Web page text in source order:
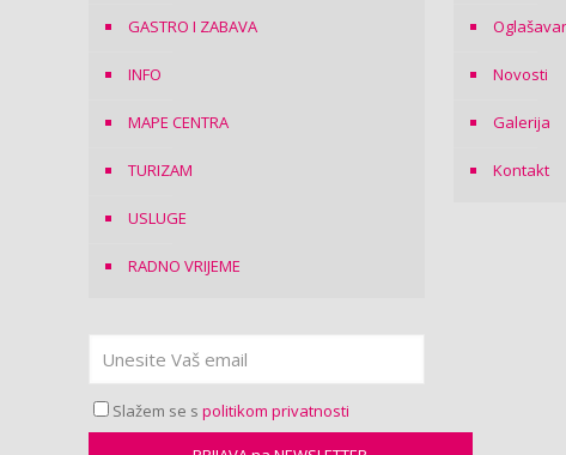
GASTRO I ZABAVA
INFO
MAPE CENTRA
TURIZAM
USLUGE
RADNO VRIJEME
Slažem se spolitikom privatnosti
Novosti
Galerija
Kontakt